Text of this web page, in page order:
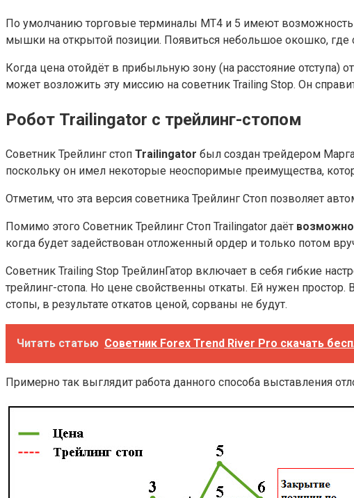
По умолчанию торговые терминалы МТ4 и 5 имеют возможность
мышки на открытой позиции. Появиться небольшое окошко, где
Когда цена отойдёт в прибыльную зону (на расстояние отступа)
может возложить эту миссию на советник Trailing Stop. Он
Робот Trailingator с трейлинг-стопом
Советник Трейлинг стоп Trailingator был создан трейдером
поскольку он имел некоторые неоспоримые преимущества,
Отметим, что эта версия советника Трейлинг Стоп позволяет
Помимо этого Советник Трейлинг Стоп Trailingator даёт
когда будет задействован отложенный ордер и только потом
Советник Trailing Stop ТрейлинГатор включает в себя гибкие
трейлинг-стопа. Но цене свойственны откаты. Ей нужен простор.
стопы, в результате откатов ценой, сорваны не будут.
Читать статью Советник Forex Trend River Pro скачать
Примерно так выглядит работа данного способа выставления